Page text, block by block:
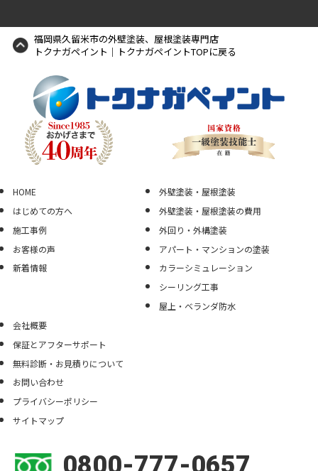
福岡県久留米市の外壁塗装、屋根塗装専門店
トクナガペイント｜トクナガペイントTOPに戻る
HOME
はじめての方へ
施工事例
お客様の声
新着情報
外壁塗装・屋根塗装
外壁塗装・屋根塗装の費用
外回り・外構塗装
アパート・マンションの塗装
カラーシミュレーション
シーリング工事
屋上・ベランダ防水
会社概要
保証とアフターサポート
無料診断・お見積りについて
お問い合わせ
プライバシーポリシー
サイトマップ